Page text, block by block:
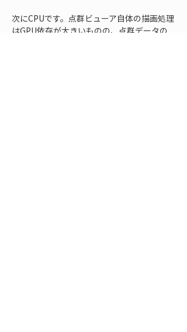
次にCPUです。点群ビューア自体の描画処理
はGPU依存が大きいものの、点群データの